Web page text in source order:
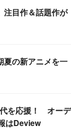
注目作＆話題作が
夏の新アニメを一
を応援！ オーデ
はDeview